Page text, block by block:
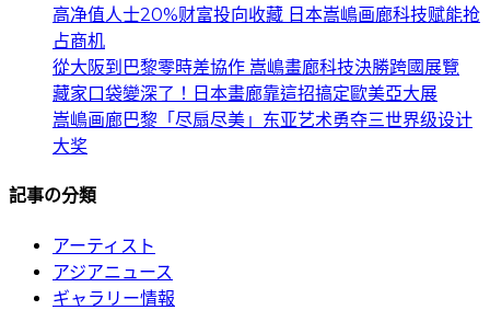
高净值人士20%财富投向收藏 日本嵩嶋画廊科技赋能抢
占商机
從大阪到巴黎零時差協作 嵩嶋畫廊科技決勝跨國展覽
藏家口袋變深了！日本畫廊靠這招搞定歐美亞大展
嵩嶋画廊巴黎「尽扇尽美」东亚艺术勇夺三世界级设计
大奖
記事の分類
アーティスト
アジアニュース
ギャラリー情報